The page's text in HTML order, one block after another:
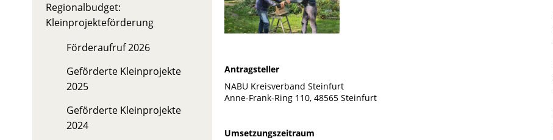
Regionalbudget:
Kleinprojekteförderung
Förderaufruf 2026
Geförderte Kleinprojekte
2025
Geförderte Kleinprojekte
2024
Antragsteller
NABU Kreisverband Steinfurt
Anne-Frank-Ring 110, 48565 Steinfurt
Umsetzungszeitraum